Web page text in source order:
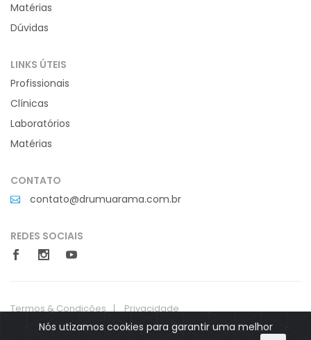
Nós utizamos cookies para garantir uma melhor
Matérias
Dúvidas
LINKS ÚTEIS
Profissionais
Clínicas
Laboratórios
Matérias
CONTATO
contato@drumuarama.com.br
REDES SOCIAIS
Termos & Condições
Privacidade
Site desenvolvido por: